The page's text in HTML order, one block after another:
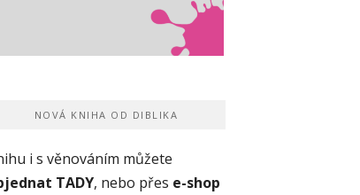
NOVÁ KNIHA OD DIBLIKA
i s věnováním můžete
TADY, nebo přes e-shop